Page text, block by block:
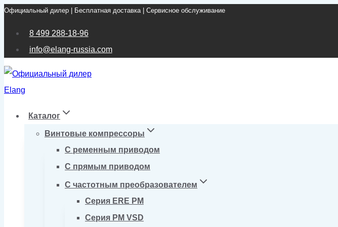
Перейти
Официальный дилер | Бесплатная доставка | Сервисное обслуживание
8 499 288-18-96
info@elang-russia.com
Каталог
Винтовые компрессоры
С ременным приводом
С прямым приводом
С частотным преобразователем
Серия ERE PM
Серия PM VSD